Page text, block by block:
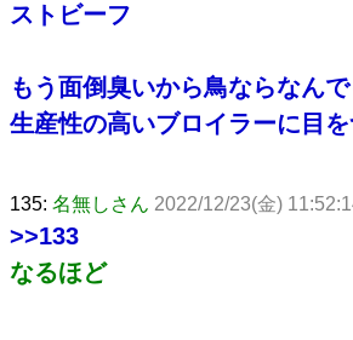
ストビーフ
もう面倒臭いから鳥ならなん
生産性の高いブロイラーに目
135: 名無しさん 2022/12/23(金)
>>133
なるほど